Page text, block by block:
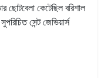
ছোটবেলা কেটেছিল বরিশাল
সেন্ট জেভিয়ার্স